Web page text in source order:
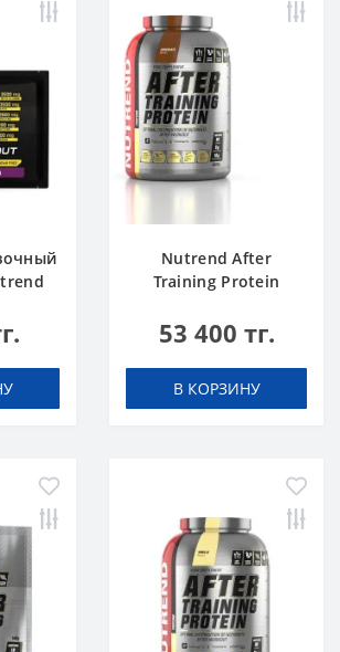
Nutrend After
Training Protein
53 400 тг.
В КОРЗИНУ